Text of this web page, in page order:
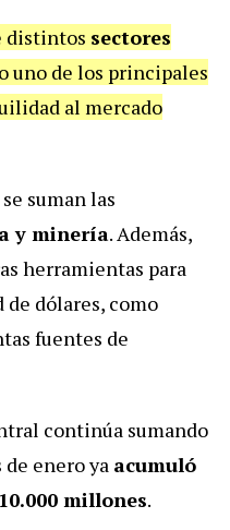
distintos sectores
uno de los principales
al mercado
suman las
y minería. Además,
herramientas para
dólares, como
fuentes de
continúa sumando
de enero ya acumuló
millones.